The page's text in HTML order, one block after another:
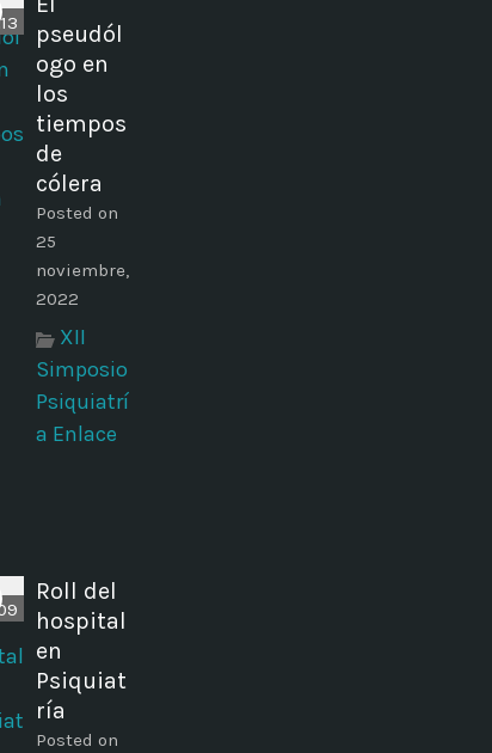
pseudól
ogo en
los
tiempos
de
cólera
Posted on
25
noviembre,
2022
XII
Simposio
Psiquiatrí
a Enlace
Roll del
hospital
en
Psiquiat
ría
Posted on